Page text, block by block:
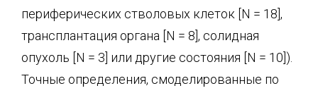
периферических стволовых клеток [N = 18],
трансплантация органа [N = 8], солидная
опухоль [N = 3] или другие состояния [N = 10]).
Точные определения, смоделированные по